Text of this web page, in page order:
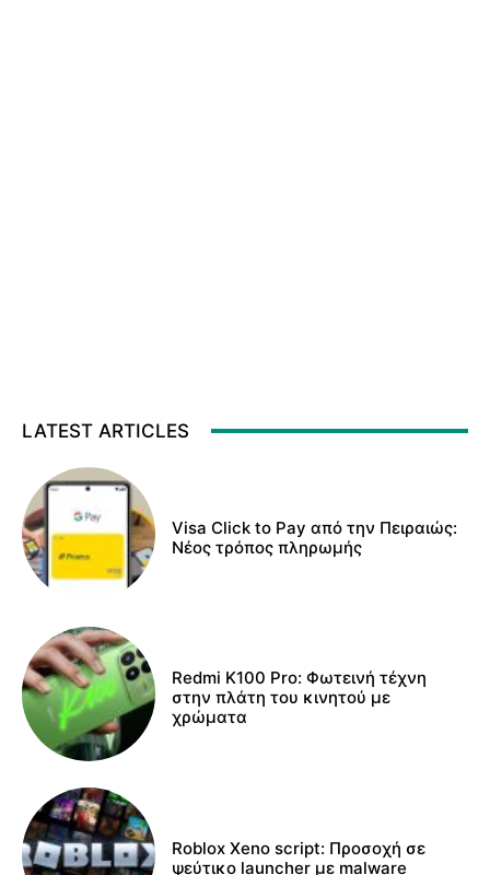
LATEST ARTICLES
Visa Click to Pay από την Πειραιώς:
Νέος τρόπος πληρωμής
Redmi K100 Pro: Φωτεινή τέχνη
στην πλάτη του κινητού με
χρώματα
Roblox Xeno script: Προσοχή σε
ψεύτικο launcher με malware